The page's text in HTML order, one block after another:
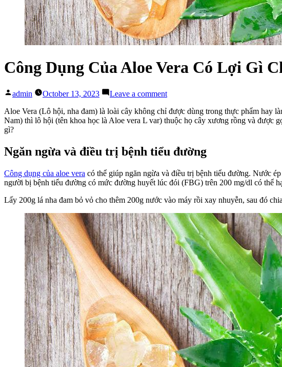
Công Dụng Của Aloe Vera Có Lợi Gì
Posted
admin October 13, 2023 Leave a commenton
Dụng
Của
Lợi
Cho
Sức
Aloe Vera (Lô hội, nha đam) là loài cây không chỉ được dùng trong thực phẩm
Nam) thì lô hội (tên khoa học là Aloe vera L var) thuộc họ cây xương rồng và được
gì?
Ngăn ngừa và điều trị bệnh tiểu đường
Công dụng của aloe vera có thể giúp ngăn ngừa và điều trị bệnh tiểu đường. Nước
người bị bệnh tiểu đường có mức đường huyết lúc đói (FBG) trên 200 mg/dl có thể
Lấy 200g lá nha đam bỏ vỏ cho thêm 200g nước vào máy rồi xay nhuyễn, sau đó